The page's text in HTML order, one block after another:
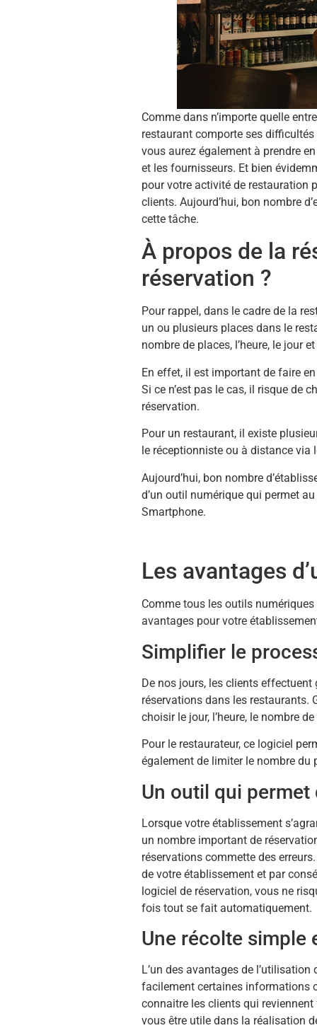
Comme dans n’importe quelle
restaurant comporte ses
vous aurez également à prendre
et les fournisseurs. Et bien
pour votre activité de restauration
clients. Aujourd’hui, bon nombre
cette tâche.
À propos de la
réservation ?
Pour rappel, dans le cadre de la
un ou plusieurs places dans le
nombre de places, l’heure, le jour
En effet, il est important de faire
Si ce n’est pas le cas, il risque de
réservation.
Pour un restaurant, il existe
le réceptionniste ou à distance via
Aujourd’hui, bon nombre
d’un outil numérique qui permet
Smartphone.
Les avantages
Comme tous les outils
avantages pour votre
Simplifier le
De nos jours, les clients
réservations dans les restaurants.
choisir le jour, l’heure, le nombre
Pour le restaurateur, ce logiciel
également de limiter le nombre du
Un outil qui permet
Lorsque votre établissement
un nombre important de
réservations commette des
de votre établissement et par
logiciel de réservation, vous ne
fois tout se fait automatiquement.
Une récolte simple
L’un des avantages de
facilement certaines informations
connaitre les clients qui
vous être utile dans la réalisation